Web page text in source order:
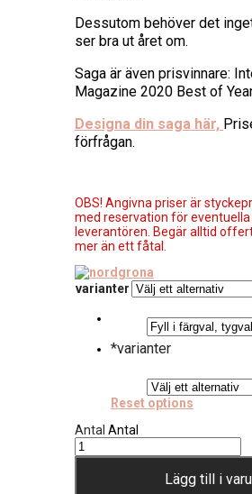
Dessutom behöver det
ser bra ut året om.
Saga är även prisvinnare:
Magazine 2020 Best of
Designa din saga här,
förfrågan.
OBS! Angivna priser är
med reservation för
leverantören. Begär alltid
mer än ett fåtal.
varianter
*varianter
Reset options
Antal Antal
Lägg till i